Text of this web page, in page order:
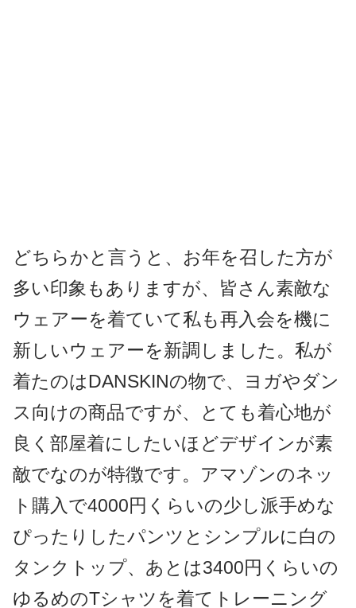
どちらかと言うと、お年を召した方が
多い印象もありますが、皆さん素敵な
ウェアーを着ていて私も再入会を機に
新しいウェアーを新調しました。私が
着たのはDANSKINの物で、ヨガやダン
ス向けの商品ですが、とても着心地が
良く部屋着にしたいほどデザインが素
敵でなのが特徴です。アマゾンのネッ
ト購入で4000円くらいの少し派手めな
ぴったりしたパンツとシンプルに白の
タンクトップ、あとは3400円くらいの
ゆるめのTシャツを着てトレーニング